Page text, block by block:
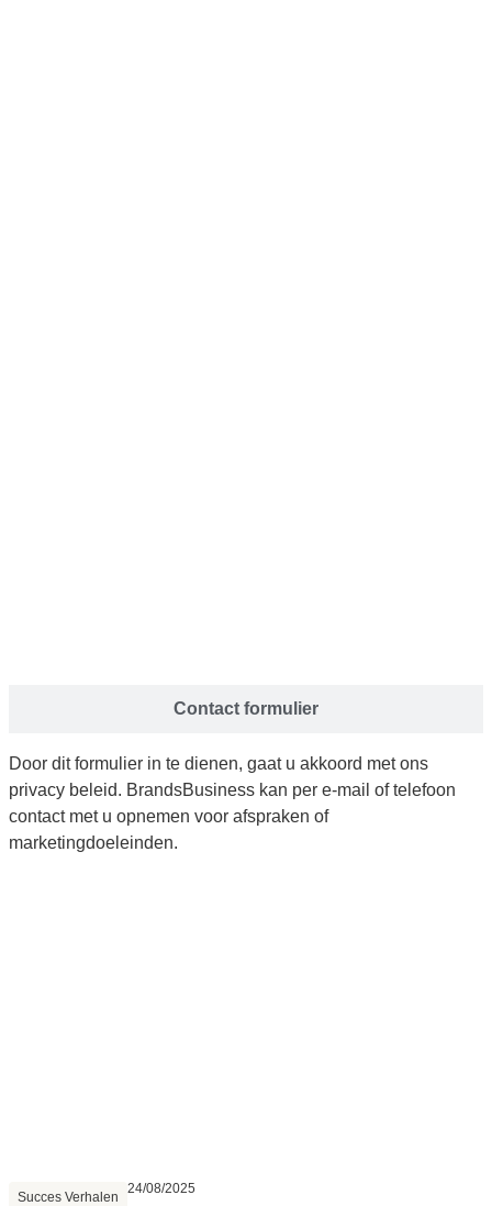
Contact formulier
Door dit formulier in te dienen, gaat u akkoord met ons
privacy beleid. BrandsBusiness kan per e-mail of telefoon
contact met u opnemen voor afspraken of
marketingdoeleinden.
Succes Verhalen
24/08/2025